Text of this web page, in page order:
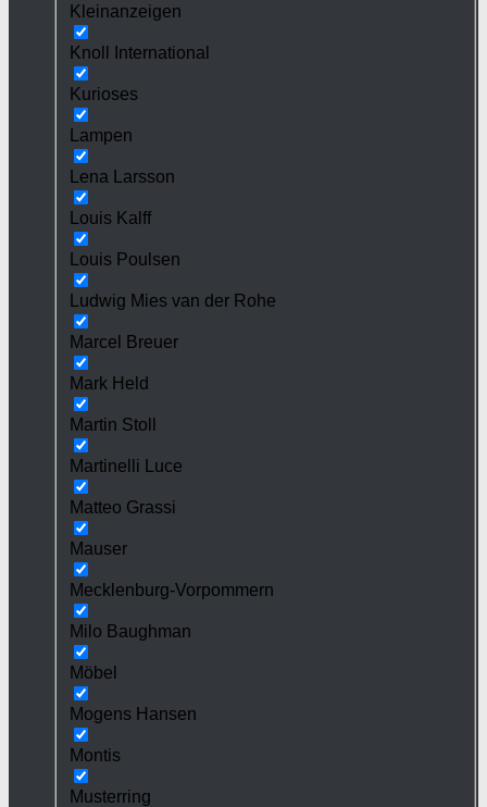
Kleinanzeigen
Knoll International
Kurioses
Lampen
Lena Larsson
Louis Kalff
Louis Poulsen
Ludwig Mies van der Rohe
Marcel Breuer
Mark Held
Martin Stoll
Martinelli Luce
Matteo Grassi
Mauser
Mecklenburg-Vorpommern
Milo Baughman
Möbel
Mogens Hansen
Montis
Musterring